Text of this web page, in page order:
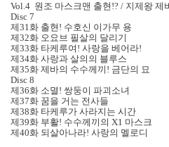
Vol.4 원조 마스크맨 출현!? / 지제왕 제
Disc 7
제31화 출현! 수호신 이가무 용
제32화 오요브 필살의 달리기
제33화 타케루여! 사랑을 베어라!
제34화 사랑과 살의의 블루스
제35화 제바의 수수께끼! 금단의 묘
Disc 8
제36화 소멸! 쌍둥이 파괴소녀
제37화 꿈을 거는 전사들
제38화 타케루가 사라지는 시간
제39화 부활! 수수께끼의 X1 마스크
제40화 되살아나라! 사랑의 멜로디